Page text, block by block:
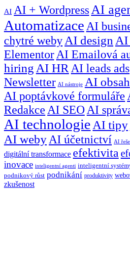
AI AI + Wordpress AI
Automatizace AI
chytré weby AI design AI
Elementor AI Emailová
hiring AI HR AI leads ads
Newsletter AI nástroje AI obsah
AI poptávkové formuláře
Redakce AI SEO AI
AI technologie AI tipy
AI weby AI účetnictví AI
digitální transformace efektivita
inovace inteligentní agenti inteligentní
podnikový růst podnikání produktivity
zkušenost